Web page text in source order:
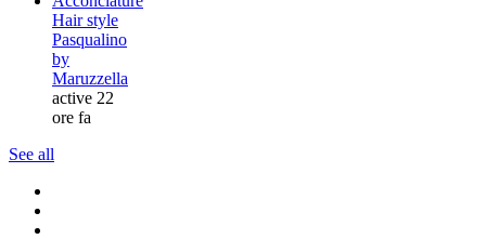
Hair style
Pasqualino
by
Maruzzella
active 22
ore fa
See all